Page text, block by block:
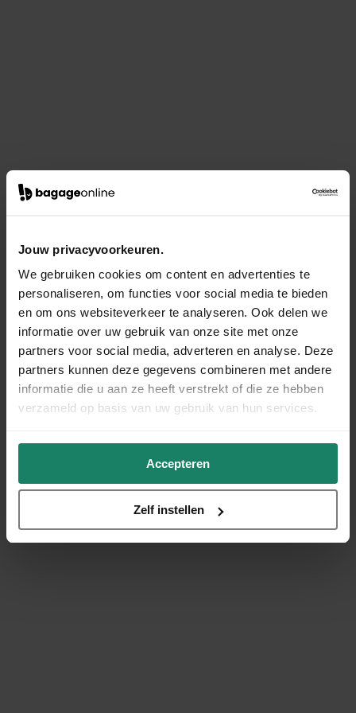
Jouw privacyvoorkeuren.
We gebruiken cookies om content en advertenties te
personaliseren, om functies voor social media te bieden
en om ons websiteverkeer te analyseren. Ook delen we
informatie over uw gebruik van onze site met onze
partners voor social media, adverteren en analyse. Deze
partners kunnen deze gegevens combineren met andere
informatie die u aan ze heeft verstrekt of die ze hebben
verzameld op basis van uw gebruik van hun services.
Accepteren
Zelf instellen